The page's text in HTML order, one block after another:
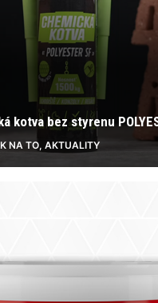
kotva bez styrenu
NA TO, AKTUALITY